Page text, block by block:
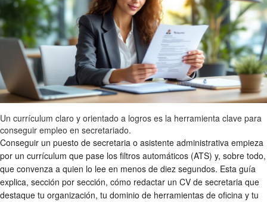
Un currículum claro y orientado a logros es la herramienta clave para
conseguir empleo en secretariado.
Conseguir un puesto de secretaria o asistente administrativa empieza
por un currículum que pase los filtros automáticos (ATS) y, sobre todo,
que convenza a quien lo lee en menos de diez segundos. Esta guía
explica, sección por sección, cómo redactar un CV de secretaria que
destaque tu organización, tu dominio de herramientas de oficina y tu